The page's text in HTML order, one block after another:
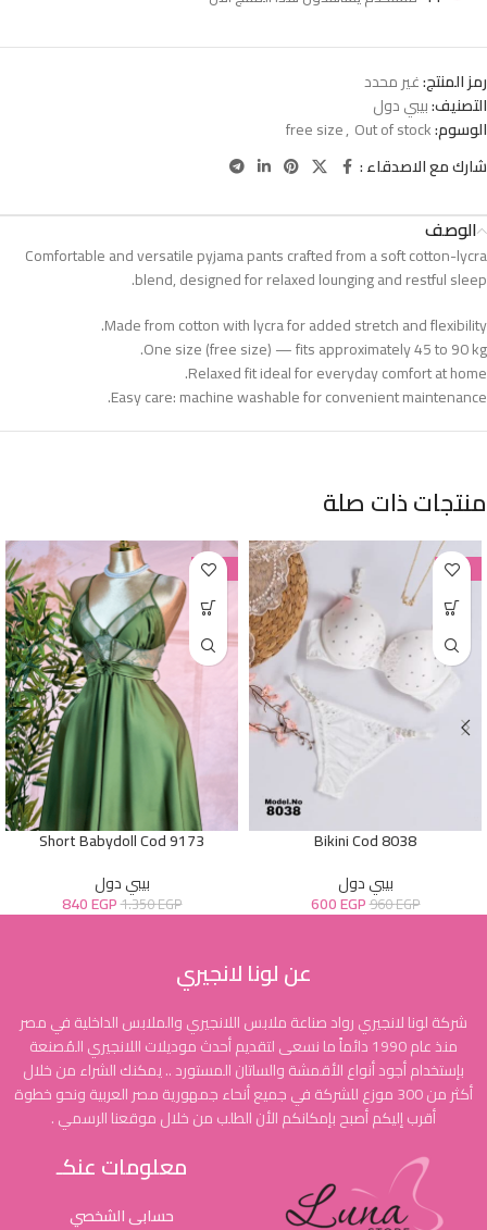
رمز المنتج:غير محدد
التصنيف:بيبي دول
الوسوم:
free size, Out of stock
شارك مع الاصدقاء :
الوصف
Comfortable and versatile pyjama pants crafted from a soft cotton-lycra
blend, designed for relaxed lounging and restful sleep.
Made from cotton with lycra for added stretch and flexibility.
One size (free size) — fits approximately 45 to 90 kg.
Relaxed fit ideal for everyday comfort at home.
Easy care: machine washable for convenient maintenance.
منتجات ذات صلة
-38%
Bikini Cod 8038
بيبي دول
960EGP
600EGP
-38%
Short Babydoll Cod 9173
بيبي دول
1.350EGP
840EGP
عن لونا لانجيري
شركة لونا لانجيري رواد صناعة ملابس اللانجيري والملابس الداخلية في مصر
منذ عام 1990 دائماً ما نسعى لتقديم أحدث موديلات اللانجيري المُصنعة
بإستخدام أجود أنواع الأقمشة والساتان المستورد .. يمكنك الشراء من خلال
أكثر من 300 موزع للشركة في جميع أنحاء جمهورية مصر العربية ونحو خطوة
أقرب إليكم أصبح بإمكانكم الأن الطلب من خلال موقعنا الرسمي .
معلومات عنكـ
حسابى الشخصي